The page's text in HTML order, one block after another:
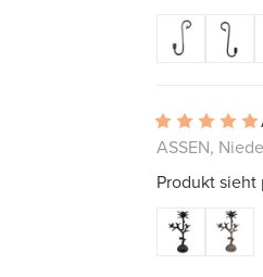
ASSEN,
Produkt